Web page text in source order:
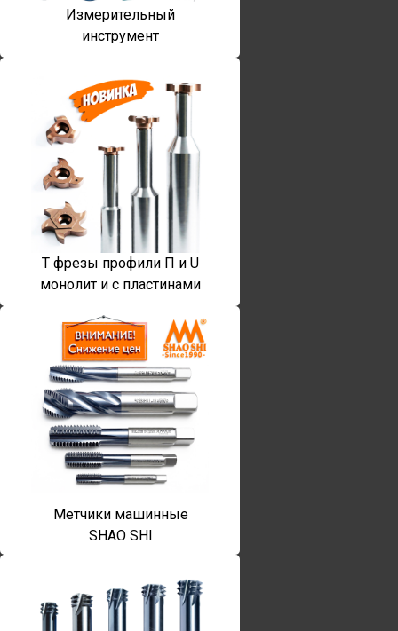
Измерительный
инструмент
T фрезы профили П и U
монолит и с пластинами
Метчики машинные
SHAO SHI